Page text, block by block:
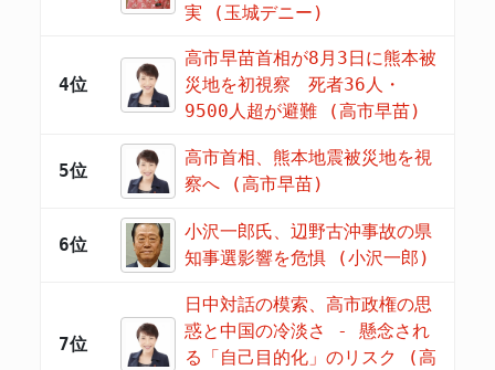
実 (玉城デニー)
4位
高市早苗首相が8月3日に熊本被
災地を初視察 死者36人・
9500人超が避難 (高市早苗)
5位
高市首相、熊本地震被災地を視
察へ (高市早苗)
6位
小沢一郎氏、辺野古沖事故の県
知事選影響を危惧 (小沢一郎)
7位
日中対話の模索、高市政権の思
惑と中国の冷淡さ - 懸念され
る「自己目的化」のリスク (高